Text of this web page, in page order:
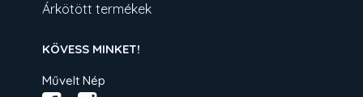
Árkötött termékek
KÖVESS MINKET!
Művelt Nép